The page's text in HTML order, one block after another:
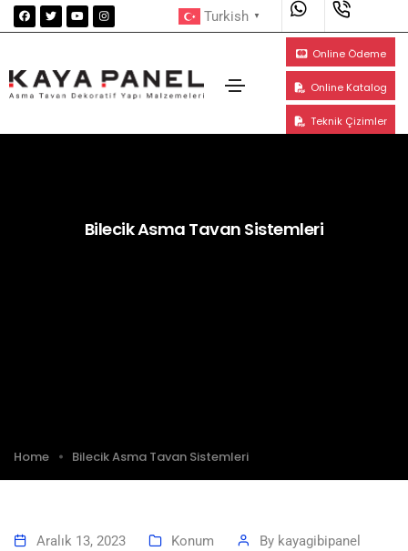
Turkish ▼
Online Ödeme
Online Katalog
Teknik Çizimler
Bilecik Asma Tavan Sistemleri
Home Bilecik Asma Tavan Sistemleri
Aralık 13, 2023 Konum By kayagibipanel